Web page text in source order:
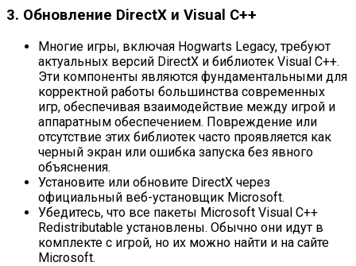
3. Обновление DirectX и Visual C++
Многие игры, включая Hogwarts Legacy, требуют
актуальных версий DirectX и библиотек Visual C++.
Эти компоненты являются фундаментальными для
корректной работы большинства современных
игр, обеспечивая взаимодействие между игрой и
аппаратным обеспечением. Повреждение или
отсутствие этих библиотек часто проявляется как
черный экран или ошибка запуска без явного
объяснения.
Установите или обновите DirectX через
официальный веб-установщик Microsoft.
Убедитесь, что все пакеты Microsoft Visual C++
Redistributable установлены. Обычно они идут в
комплекте с игрой, но их можно найти и на сайте
Microsoft.